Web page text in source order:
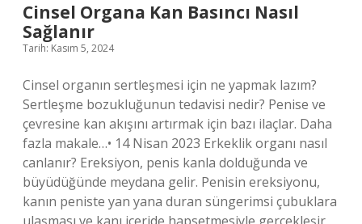
Cinsel Organa Kan Basıncı Nasıl
Sağlanır
Tarih: Kasım 5, 2024
Cinsel organın sertleşmesi için ne yapmak lazım?
Sertleşme bozukluğunun tedavisi nedir? Penise ve
çevresine kan akışını artırmak için bazı ilaçlar. Daha
fazla makale…• 14 Nisan 2023 Erkeklik organı nasıl
canlanır? Ereksiyon, penis kanla dolduğunda ve
büyüdüğünde meydana gelir. Penisin ereksiyonu,
kanın peniste yan yana duran süngerimsi çubuklara